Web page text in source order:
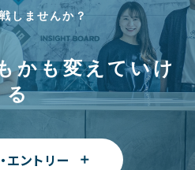
しませんか？
かも変えていけ
る
エントリー